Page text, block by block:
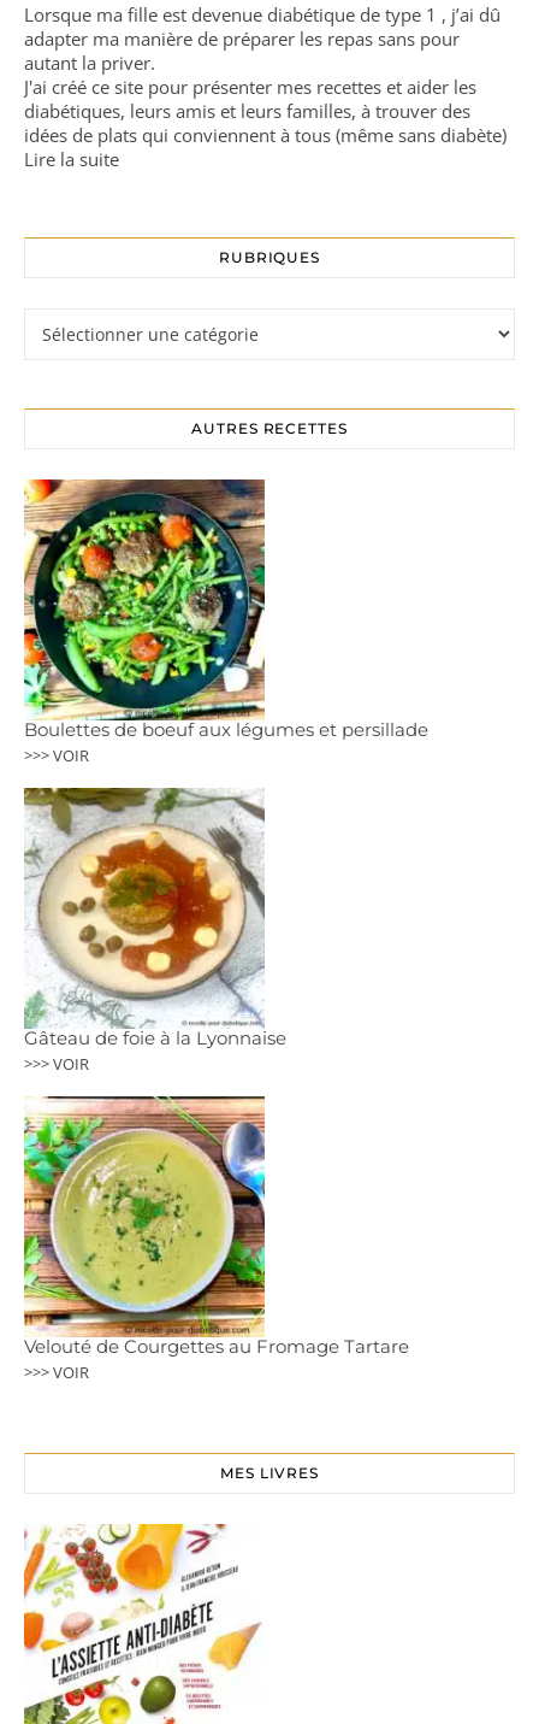
Lorsque ma fille est devenue diabétique de type 1 , j’ai dû
adapter ma manière de préparer les repas sans pour
autant la priver.
J'ai créé ce site pour présenter mes recettes et aider les
diabétiques, leurs amis et leurs familles, à trouver des
idées de plats qui conviennent à tous (même sans diabète)
Lire la suite
RUBRIQUES
AUTRES RECETTES
Boulettes de boeuf aux légumes et persillade
>>> VOIR
Gâteau de foie à la Lyonnaise
>>> VOIR
Velouté de Courgettes au Fromage Tartare
>>> VOIR
MES LIVRES